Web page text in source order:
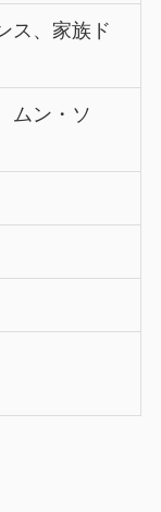
ス、家族ド
ムン・ソ